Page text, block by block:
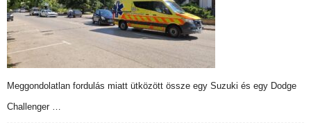
Meggondolatlan fordulás miatt ütközött össze egy Suzuki és egy Dodge
Challenger …